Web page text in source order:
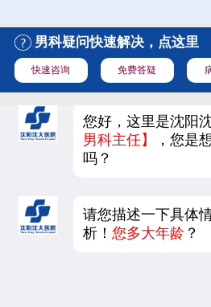
男科疑问快速解决，点这里
快速咨询 免费答疑
您好，这里是沈阳
男科主任】
，您是
吗？
请您描述一下具体
析！您多大年龄 ？